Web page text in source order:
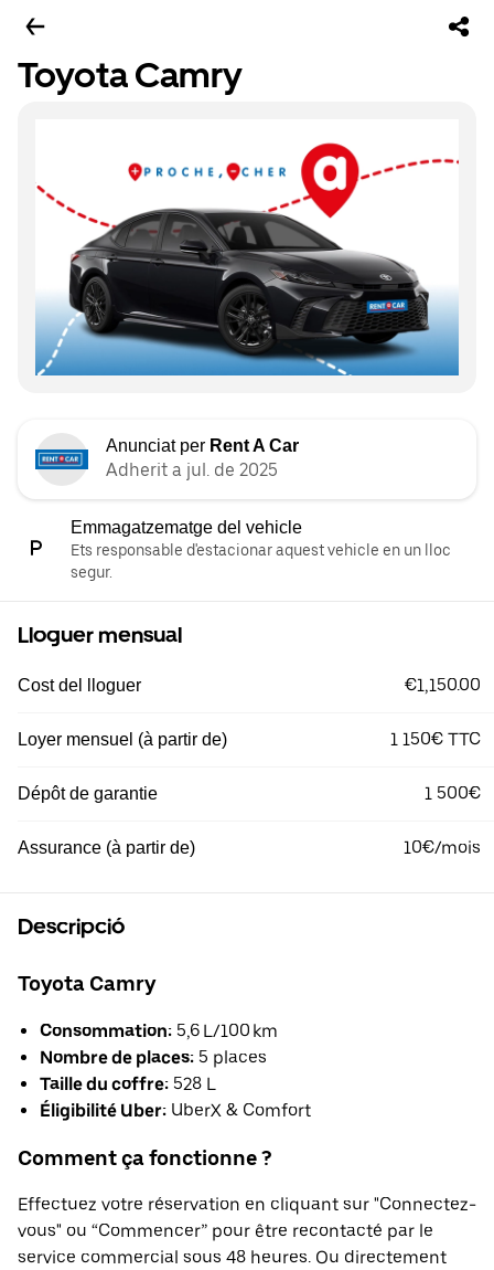
Toyota Camry
Anunciat per Rent A Car
Adherit a jul. de 2025
Emmagatzematge del vehicle
Ets responsable d'estacionar aquest vehicle en un lloc
segur.
Lloguer mensual
Cost del lloguer €1,150.00
Loyer mensuel (à partir de) 1 150€ TTC
Dépôt de garantie 1 500€
Assurance (à partir de) 10€/mois
Descripció
Toyota Camry
Consommation: 5,6 L/100 km
Nombre de places: 5 places
Taille du coffre: 528 L
Éligibilité Uber: UberX & Comfort
Comment ça fonctionne ?
Effectuez votre réservation en cliquant sur "Connectez-
vous" ou “Commencer” pour être recontacté par le
service commercial sous 48 heures. Ou directement